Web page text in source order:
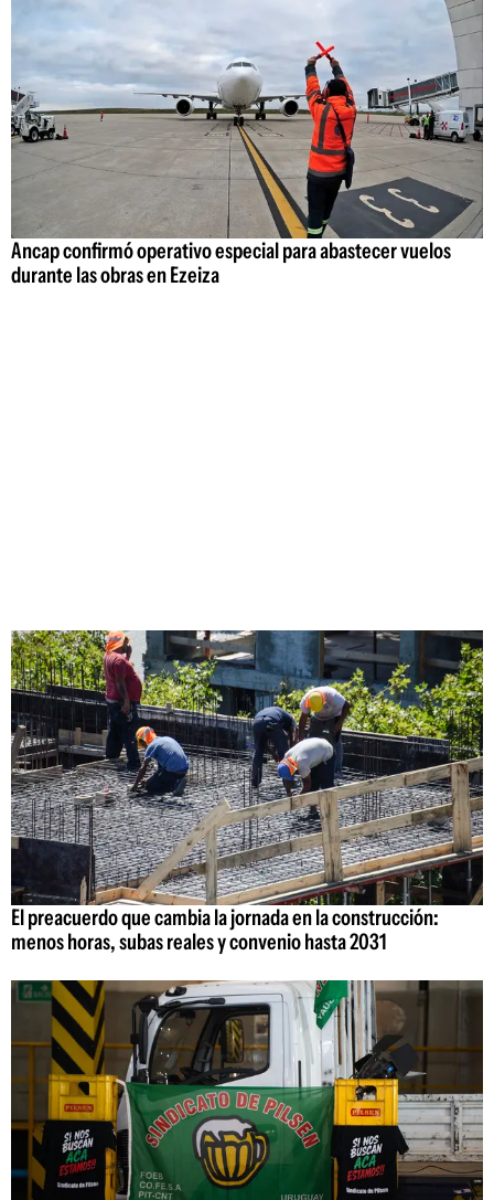
Ancap confirmó operativo especial para abastecer vuelos
durante las obras en Ezeiza
El preacuerdo que cambia la jornada en la construcción:
menos horas, subas reales y convenio hasta 2031